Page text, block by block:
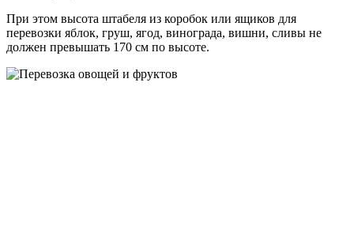
При этом высота штабеля из коробок или ящиков для
перевозки яблок, груш, ягод, винограда, вишни, сливы не
должен превышать 170 см по высоте.